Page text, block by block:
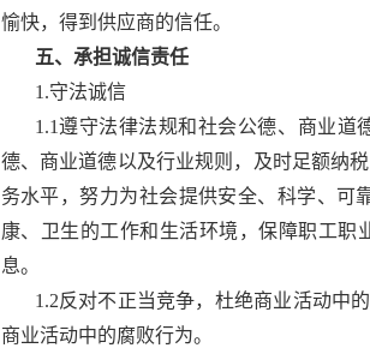
愉快，得到供应商的信任。
五、承担诚信责任
1.守法诚信
1.1遵守法律法规和社会公德、商业
德、商业道德以及行业规则，及时足额纳
务水平，努力为社会提供安全、科学、可
康、卫生的工作和生活环境，保障职工
息。
1.2反对不正当竞争，杜绝商业活动中
商业活动中的腐败行为。